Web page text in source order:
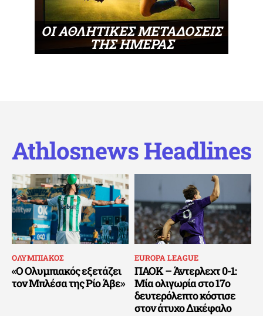
ΟΙ ΑΘΛΗΤΙΚΕΣ ΜΕΤΑΔΟΣΕΙΣ
ΤΗΣ ΗΜΕΡΑΣ
Athlosnews Headlines
ΟΛΥΜΠΙΑΚΟΣ
«Ο Ολυμπιακός εξετάζει
τον Μπλέσα της Ρίο Άβε»
EUROPA LEAGUE
ΠΑΟΚ – Άντερλεχτ 0-1:
Μία ολιγωρία στο 17ο
δευτερόλεπτο κόστισε
στον άτυχο Δικέφαλο